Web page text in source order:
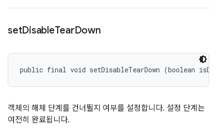
setDisableTearDown
public final void setDisableTearDown (boolean
객체의 해체 단계를 건너뛸지 여부를 설정합니다. 설정 단계는
여전히 완료됩니다.